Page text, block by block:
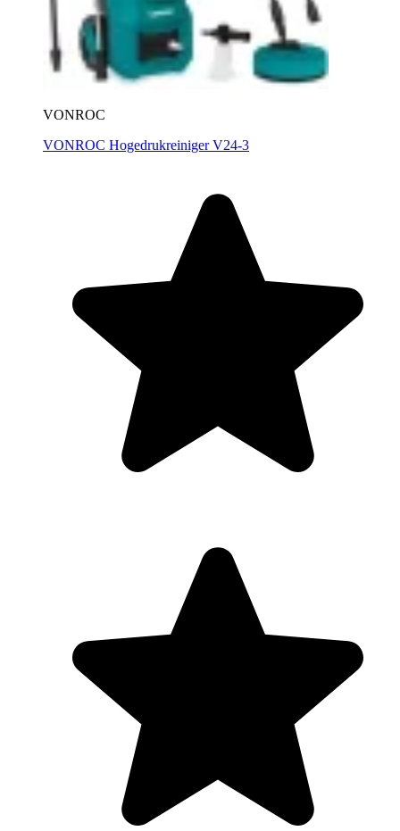
VONROC
VONROC Hogedrukreiniger V24-3